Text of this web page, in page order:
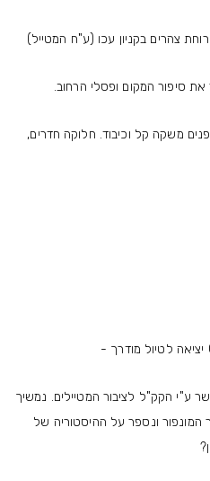
צהרים בקניון עכו (ע"ח המטייל)
סיפור המקום ופסלי הרחוב.
משקה קל וכיבוד. חלוקה חדרים,
ע"י הקק"ל לציבור המטיילים. נמשיך
המונפור ונספר על ההיסטוריה של